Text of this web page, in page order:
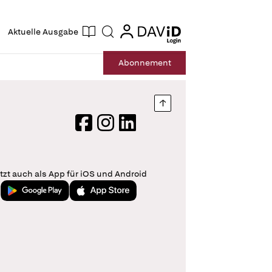
Aktuelle Ausgabe Suche login
login
Abonnement
Nach oben springen
FacebookInstagram
LinkedIn
auch als App für iOS und Android
Jetzt bei Google PlayLaden im App Store